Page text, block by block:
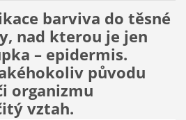
barviva do těsné
nad kterou je jen
– epidermis.
původu
organizmu
vztah.